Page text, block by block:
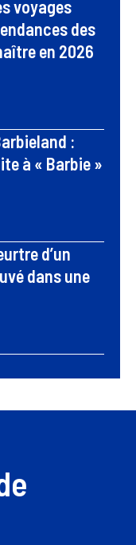
voyages
des
en 2026
:
à « Barbie »
d’un
dans une